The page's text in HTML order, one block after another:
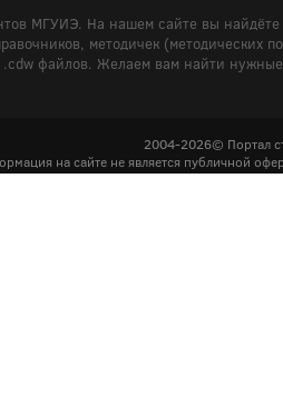
МГУИЭ. На нашем сайте вы
методичек (методических
файлов. Желаем вам найти
2004-2026© Портал
на сайте не является публичной